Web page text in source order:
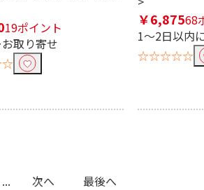
19ポイント
取り寄せ
￥6,87568
1～2日以内
☆☆☆☆☆
... 次へ 最後へ